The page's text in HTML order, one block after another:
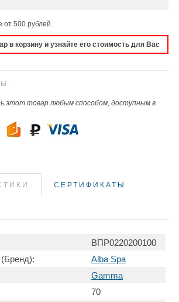
от 500 рублей.
в корзину и узнайте его стоимость для Вас
этот товар любым способом, доступным в
СЕРТИФИКАТЫ
ВПР0220200100
Alba Spa
Gamma
70